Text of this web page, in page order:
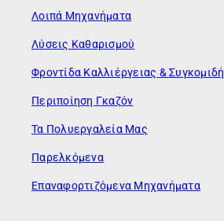
Λοιπά Μηχανήματα
Λύσεις Καθαρισμού
Φροντίδα Καλλιέργειας & Συγκομιδή
Περιποίηση Γκαζόν
Τα Πολυεργαλεία Μας
Παρελκόμενα
Επαναφορτιζόμενα Μηχανήματα